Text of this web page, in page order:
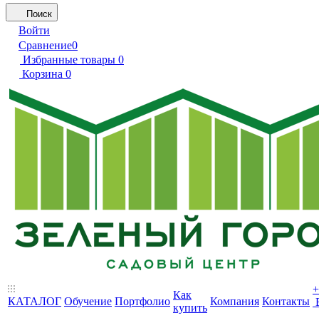
Поиск
Войти
Сравнение0
Избранные товары 0
Корзина 0
КАТАЛОГ Обучение Портфолио
Как
купить
Компания Контакты
+